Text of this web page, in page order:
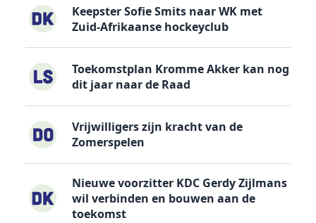
Keepster Sofie Smits naar WK met
Zuid-Afrikaanse hockeyclub
Toekomstplan Kromme Akker kan nog
dit jaar naar de Raad
Vrijwilligers zijn kracht van de
Zomerspelen
Nieuwe voorzitter KDC Gerdy Zijlmans
wil verbinden en bouwen aan de
toekomst